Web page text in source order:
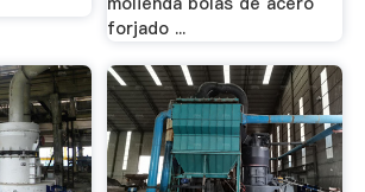
forjado ...